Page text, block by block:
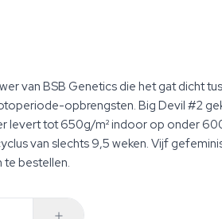
van BSB Genetics die het gat dicht
opbrengsten. Big Devil #2
levert tot 650g/m² indoor op onder
van slechts 9,5 weken. Vijf
te bestellen.